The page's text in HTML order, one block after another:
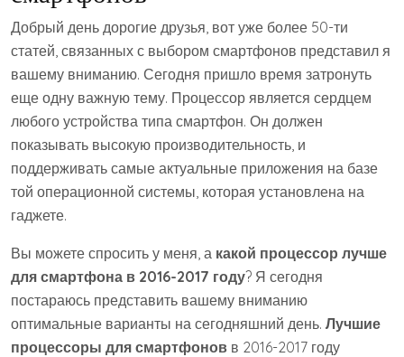
Добрый день дорогие друзья, вот уже более 50-ти
статей, связанных с выбором смартфонов представил я
вашему вниманию. Сегодня пришло время затронуть
еще одну важную тему. Процессор является сердцем
любого устройства типа смартфон. Он должен
показывать высокую производительность, и
поддерживать самые актуальные приложения на базе
той операционной системы, которая установлена на
гаджете.
Вы можете спросить у меня, а какой процессор лучше
для смартфона в 2016-2017 году? Я сегодня
постараюсь представить вашему вниманию
оптимальные варианты на сегодняшний день. Лучшие
процессоры для смартфонов в 2016-2017 году